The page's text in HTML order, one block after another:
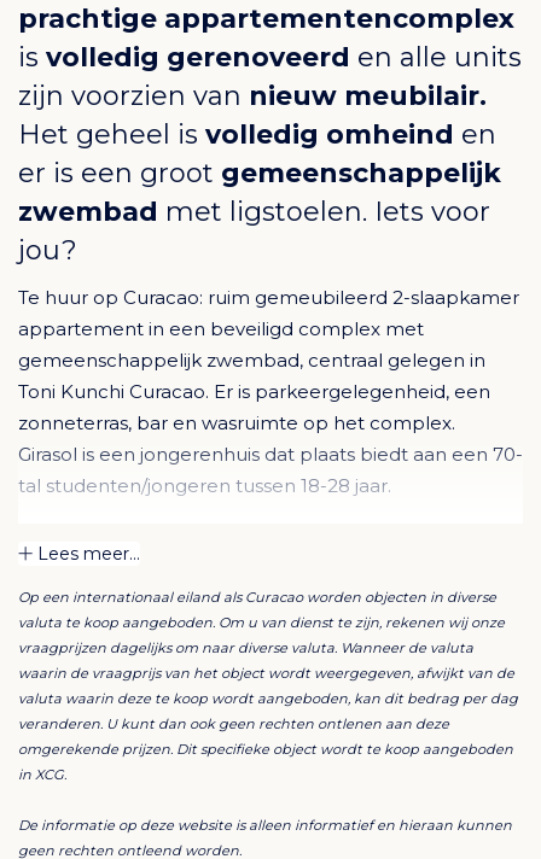
prachtige appartementencomplex
is volledig gerenoveerd en alle units
zijn voorzien van nieuw meubilair.
Het geheel is volledig omheind en
er is een groot gemeenschappelijk
zwembad met ligstoelen. Iets voor
jou?
Te huur op Curacao: ruim gemeubileerd 2-slaapkamer
appartement in een beveiligd complex met
gemeenschappelijk zwembad, centraal gelegen in
Toni Kunchi Curacao. Er is parkeergelegenheid, een
zonneterras, bar en wasruimte op het complex.
Girasol is een jongerenhuis dat plaats biedt aan een 70-
tal studenten/jongeren tussen 18-28 jaar.
Dit beveiligde complex te Toni Kunchi heeft voor
Girasol apartments bestaat uit studio’s, 1-
slaapkamerappartementen en 2
slaapkamerappartementen met een
gemeenschappelijk zwembad met tropische
beplanting.
Alle studio’s en appartementen zijn luxueus uitgerust
Lees meer...
Op een internationaal eiland als Curacao worden objecten in diverse
valuta te koop aangeboden. Om u van dienst te zijn, rekenen wij onze
vraagprijzen dagelijks om naar diverse valuta. Wanneer de valuta
waarin de vraagprijs van het object wordt weergegeven, afwijkt van de
valuta waarin deze te koop wordt aangeboden, kan dit bedrag per dag
veranderen. U kunt dan ook geen rechten ontlenen aan deze
omgerekende prijzen. Dit specifieke object wordt te koop aangeboden
in XCG.
De informatie op deze website is alleen informatief en hieraan kunnen
geen rechten ontleend worden.